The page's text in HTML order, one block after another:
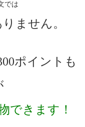
では
ません。
ポイントも
できます！